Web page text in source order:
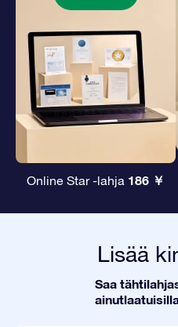
Online Star -lahja 186 ￥
Lisää
Saa